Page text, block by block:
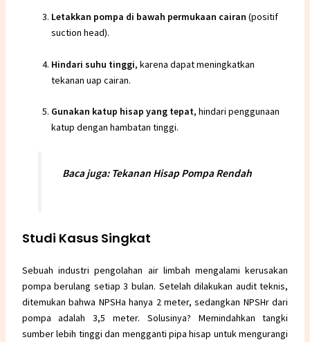
Letakkan pompa di bawah permukaan cairan (positif
suction head).
Hindari suhu tinggi, karena dapat meningkatkan
tekanan uap cairan.
Gunakan katup hisap yang tepat, hindari penggunaan
katup dengan hambatan tinggi.
Baca juga: Tekanan Hisap Pompa Rendah
Studi Kasus Singkat
Sebuah industripengolahan air limbah mengalami kerusakan
pompa berulang setiap 3 bulan. Setelah dilakukan audit teknis,
ditemukan bahwa NPSHa hanya 2 meter, sedangkan NPSHr dari
pompa adalah 3,5 meter. Solusinya? Memindahkan tangki
sumber lebih tinggi dan mengganti pipa hisap untuk mengurangi